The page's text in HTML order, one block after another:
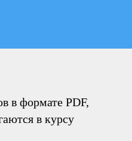
в формате PDF,
в курсу